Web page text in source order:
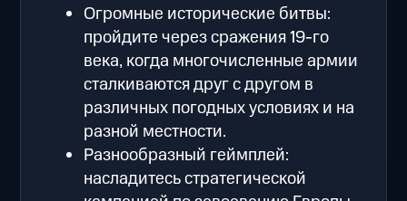
Огромные исторические битвы:
пройдите через сражения 19-го
века, когда многочисленные армии
сталкиваются друг с другом в
различных погодных условиях и на
разной местности.
Разнообразный геймплей:
насладитесь стратегической